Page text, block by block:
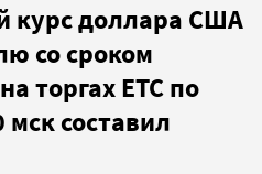
курс доллара США
со сроком
торгах ETC по
составил